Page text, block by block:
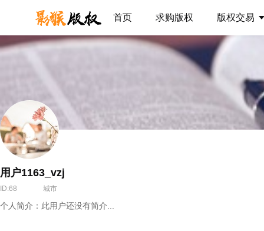
首页 求购版权 版权交易
用户1163_vzj
ID:68 城市
个人简介：此用户还没有简介...